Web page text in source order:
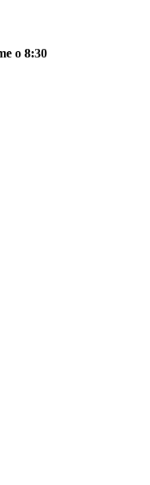
o 8:30